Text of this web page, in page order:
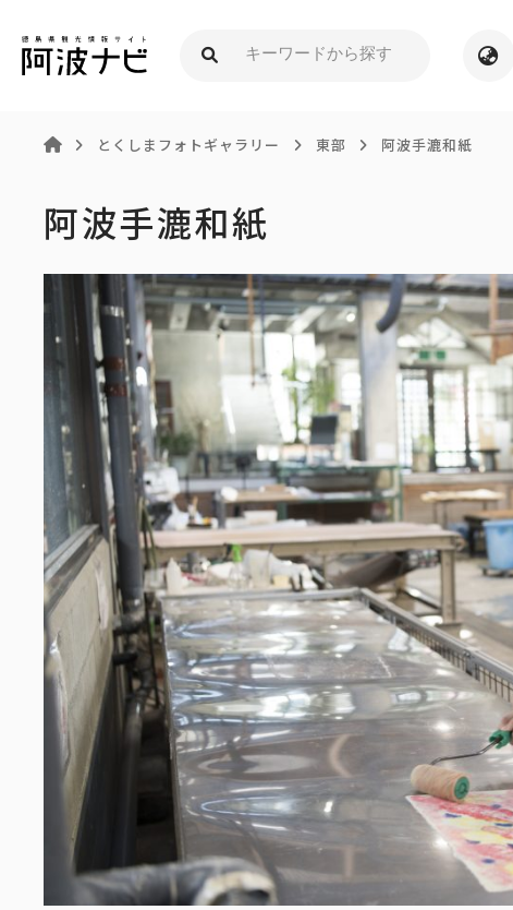
とくしまフォトギャラリー 東部 阿波手漉和紙
阿波手漉和紙